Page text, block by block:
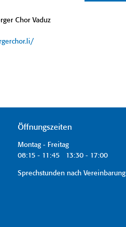
Chor Vaduz
Öffnungszeiten
Montag - Freitag
08:15 - 11:45 13:30 - 17:00
Sprechstunden nach Vereinbarung